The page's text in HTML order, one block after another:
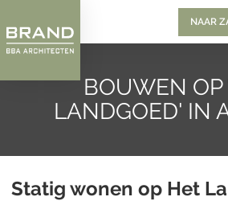
NAAR
BOUWEN OP
LANDGOED' IN
Statig wonen op Het